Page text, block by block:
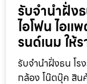
รับจำนำฝั่ง
ไอโฟน ไอแ
รนด์เนม ให้
รับจำนำฝั่งธน โร
กล้อง โน๊ตบุ๊ค สิน